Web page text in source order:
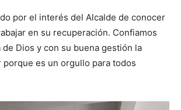
por el interés del Alcalde de conocer
en su recuperación. Confiamos
de Dios y con su buena gestión la
porque es un orgullo para todos